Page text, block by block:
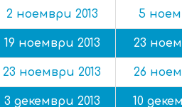
2 ноември 2013 5
19 ноември 2013 23
23 ноември 2013 26
3 декември 2013 10